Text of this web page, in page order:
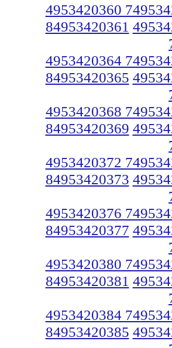
4953420360
84953420361
4953420364
84953420365
4953420368
84953420369
4953420372
84953420373
4953420376
84953420377
4953420380
84953420381
4953420384
84953420385